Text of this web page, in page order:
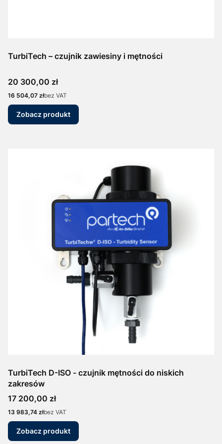
TurbiTech – czujnik zawiesiny i mętności
Cena
20 300,00 zł
Cena
16 504,07 złbez VAT
Zobacz produkt
TurbiTech D-ISO - czujnik mętności do niskich
zakresów
Cena
17 200,00 zł
Cena
13 983,74 złbez VAT
Zobacz produkt